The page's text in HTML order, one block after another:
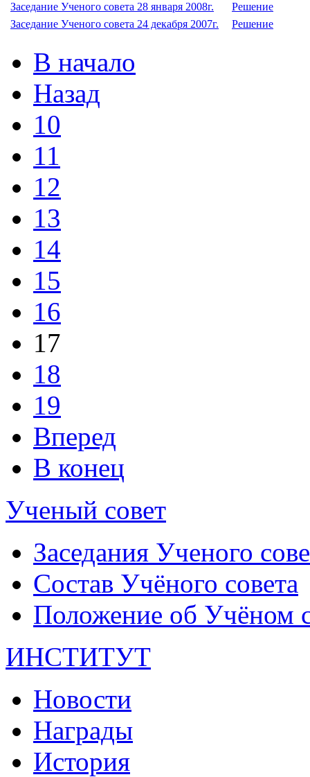
Заседание Ученого совета 28 января 2008г.
Решение
Заседание Ученого совета 24 декабря 2007г.
Решение
В начало
Назад
10
11
12
13
14
15
16
17
18
19
Вперед
В конец
Ученый совет
Заседания Ученого
Состав Учёного совета
Положение об Учёном
ИНСТИТУТ
Новости
Награды
История